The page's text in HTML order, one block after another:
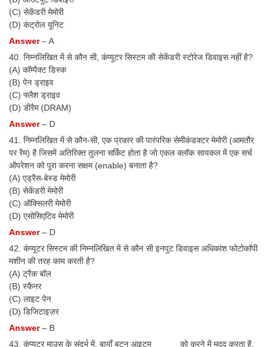
(C) सेकेंडरी मेमोरी
(D) कंट्रोल यूनिट
Answer– A
40. निम्नलिखित में से कौन सी, कंप्यूटर सिस्टम की सेकेंडरी स्टोरेज डिवाइस नहीं है?
(A) कॉम्पैक्ट डिस्क
(B) पेन ड्राइव
(C) फ्लैश ड्राइव
(D) डीरैम (DRAM)
Answer– D
41. निम्नलिखित में से कौन-सी, एक प्रकार की पारंपरिक सेमीकंडक्टर मेमोरी (आमतौर
पर रैम) है जिसमें अतिरिक्त तुलना सर्किट होता है जो एकल क्लॉक सायकल में एक सर्च
ऑपरेशन को पूरा करना सक्षम (enable) बनाता है?
(A) एड्रैस-बेस्ड मेमोरी
(B) सेकेंडरी मेमोरी
(C) ऑक्सिलरी मेमोरी
(D) एसोसिएटिव मेमोरी
Answer– D
42. कंप्यूटर सिस्टम की निम्नलिखित में से कौन सी इनपुट डिवाइस अधिकांश फोटोकॉपी
मशीन की तरह काम करती है?
(A) ट्रैक बॉल
(B) स्कैनर
(C) लाइट पेन
(D) डिजिटाइज़र
Answer– B
43. कंप्यूटर माउस के संदर्भ में, बायाँ बटन आइटम _____ को करने में मदद करता है,